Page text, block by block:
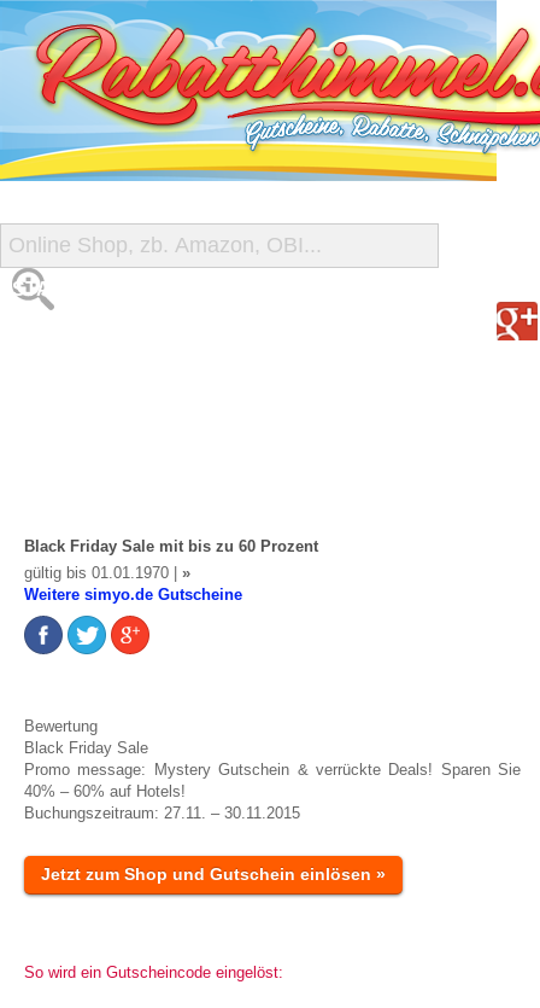
START
Black Friday Sale mit bis zu 60 Prozent
gültig bis 01.01.1970 | »
Weitere simyo.de Gutscheine
Bewertung
Black Friday Sale
Promo message: Mystery Gutschein & verrückte Deals! Sparen Sie
40% – 60% auf Hotels!
Buchungszeitraum: 27.11. – 30.11.2015
Jetzt zum Shop und Gutschein einlösen »
So wird ein Gutscheincode eingelöst: